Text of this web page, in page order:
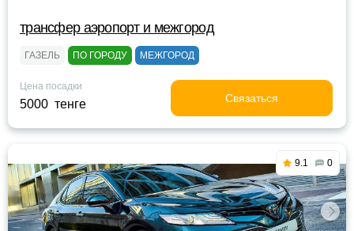
трансфер аэропорт и межгород
ГАЗЕЛЬ ПО ГОРОДУ МЕЖГОРОД
Цена посадки
5000 тенге Связаться
9.1 0